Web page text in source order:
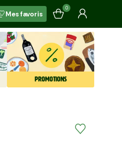
Mes favoris
0
PROMOTIONS